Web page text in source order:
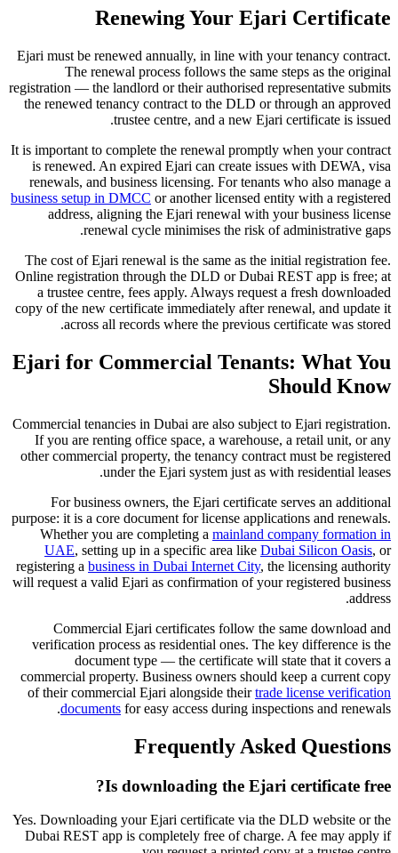
Renewing Your Ejari Certificate
Ejari must be renewed annually, in line with your tenancy contract.
The renewal process follows the same steps as the original
registration — the landlord or their authorised representative submits
the renewed tenancy contract to the DLD or through an approved
trustee centre, and a new Ejari certificate is issued.
It is important to complete the renewal promptly when your contract
is renewed. An expired Ejari can create issues with DEWA, visa
renewals, and business licensing. For tenants who also manage a
business setup in DMCC or another licensed entity with a registered
address, aligning the Ejari renewal with your business license
renewal cycle minimises the risk of administrative gaps.
The cost of Ejari renewal is the same as the initial registration fee.
Online registration through the DLD or Dubai REST app is free; at
a trustee centre, fees apply. Always request a fresh downloaded
copy of the new certificate immediately after renewal, and update it
across all records where the previous certificate was stored.
Ejari for Commercial Tenants: What You
Should Know
Commercial tenancies in Dubai are also subject to Ejari registration.
If you are renting office space, a warehouse, a retail unit, or any
other commercial property, the tenancy contract must be registered
under the Ejari system just as with residential leases.
For business owners, the Ejari certificate serves an additional
purpose: it is a core document for license applications and renewals.
Whether you are completing a mainland company formation in
UAE, setting up in a specific area like Dubai Silicon Oasis, or
registering a business in Dubai Internet City, the licensing authority
will request a valid Ejari as confirmation of your registered business
address.
Commercial Ejari certificates follow the same download and
verification process as residential ones. The key difference is the
document type — the certificate will state that it covers a
commercial property. Business owners should keep a current copy
of their commercial Ejari alongside theirtrade license verification
documents for easy access during inspections and renewals.
Frequently Asked Questions
Is downloading the Ejari certificate free?
Yes. Downloading your Ejari certificate via the DLD website or the
Dubai REST app is completely free of charge. A fee may apply if